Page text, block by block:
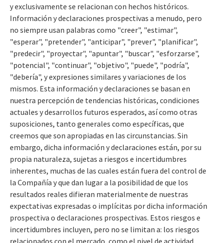
y exclusivamente se relacionan con hechos históricos.
Información y declaraciones prospectivas a menudo, pero
no siempre usan palabras como "creer", "estimar",
"esperar", "pretender", "anticipar", "prever", "planificar",
"predecir", "proyectar", "apuntar", "buscar", "esforzarse",
"potencial", "continuar", "objetivo", "puede", "podría",
"debería", y expresiones similares y variaciones de los
mismos. Esta información y declaraciones se basan en
nuestra percepción de tendencias históricas, condiciones
actuales y desarrollos futuros esperados, así como otras
suposiciones, tanto generales como específicas, que
creemos que son apropiadas en las circunstancias. Sin
embargo, dicha información y declaraciones están, por su
propia naturaleza, sujetas a riesgos e incertidumbres
inherentes, muchas de las cuales están fuera del control de
la Compañía y que dan lugar a la posibilidad de que los
resultados reales difieran materialmente de nuestras
expectativas expresadas o implícitas por dicha información
prospectiva o declaraciones prospectivas. Estos riesgos e
incertidumbres incluyen, pero no se limitan a: los riesgos
relacionados con el mercado, como el nivel de actividad